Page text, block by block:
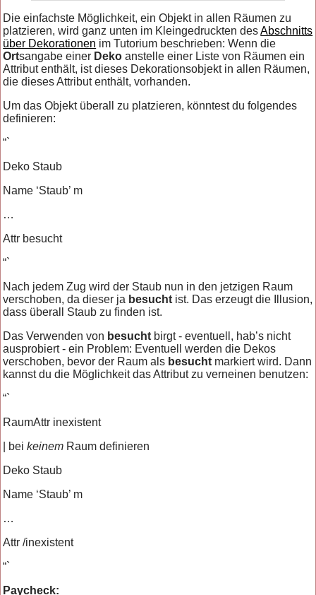
Die einfachste Möglichkeit, ein Objekt in allen Räumen zu
platzieren, wird ganz unten im Kleingedruckten desAbschnitts
über Dekorationen im Tutorium beschrieben: Wenn die
Ortsangabe einer Deko anstelle einer Liste von Räumen ein
Attribut enthält, ist dieses Dekorationsobjekt in allen Räumen,
die dieses Attribut enthält, vorhanden.
Um das Objekt überall zu platzieren, könntest du folgendes
definieren:
“`
Deko Staub
Name ‘Staub’ m
…
Attr besucht
“`
Nach jedem Zug wird der Staub nun in den jetzigen Raum
verschoben, da dieser ja besucht ist. Das erzeugt die Illusion,
dass überall Staub zu finden ist.
Das Verwenden von besucht birgt - eventuell, hab’s nicht
ausprobiert - ein Problem: Eventuell werden die Dekos
verschoben, bevor der Raum als besucht markiert wird. Dann
kannst du die Möglichkeit das Attribut zu verneinen benutzen:
“`
RaumAttr inexistent
| beikeinem Raum definieren
Deko Staub
Name ‘Staub’ m
…
Attr /inexistent
“`
Paycheck: